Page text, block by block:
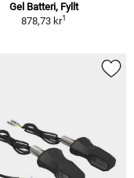
Gel Batteri, Fyllt
878,73 kr1